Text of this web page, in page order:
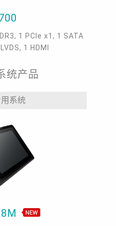
1 PCIe x1, 1 SATA
1 HDMI
统产品
系统